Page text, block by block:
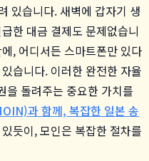
있습니다. 새벽에 갑자기 생
한 대금 결제도 문제없습니
, 어디서든 스마트폰만 있다
습니다. 이러한 완전한 자율
을 돌려주는 중요한 가치를
과 함께, 복잡한 일본 송
듯이, 모인은 복잡한 절차를